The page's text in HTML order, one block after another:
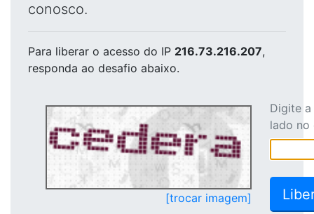
conosco.
Para liberar o acesso do IP 216.73.216.207,
responda ao desafio abaixo.
[trocar imagem]
Digite
lado no